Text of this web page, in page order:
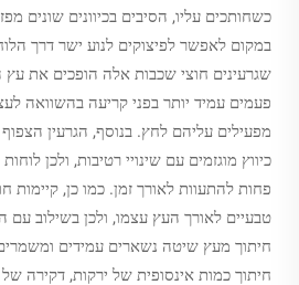
כשחותכים עליו, הסיבים בכיוונים שונים
במקום לאפשר לפיצוקים לנוע ישר דרך
שגרעינים חוצי שכבות אלה הופכים את
פעמים עמיד יותר בפני קריעה בהשוואה
מפעילים עליהם לחץ. בנוסף, הגרעין
כיווץ מוגזמים עם שינויי רטיבות, ולכן
פחות להתעוות לאורך זמן. כמו כן, קיימות
טבעיים לאורך העץ עצמו, ולכן בשילוב עם
חיתוך מעץ שיטה נשארים עמידים
חיתוך כמות אינסופית של ירקות, דקירה